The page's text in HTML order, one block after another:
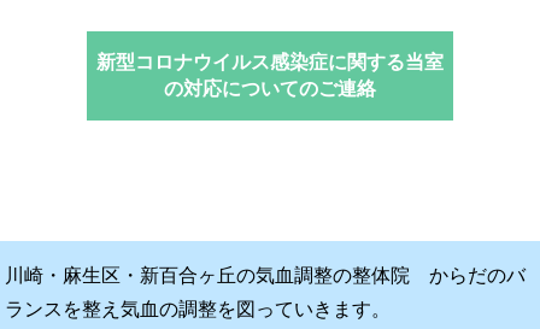
新型コロナウイルス感染症に関する当室
の対応についてのご連絡
川崎・麻生区・新百合ヶ丘の気血調整の整体院 からだのバ
ランスを整え気血の調整を図っていきます。